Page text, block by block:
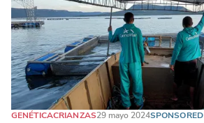
GENÉTICACRIANZAS29 mayo 2024SPONSORED